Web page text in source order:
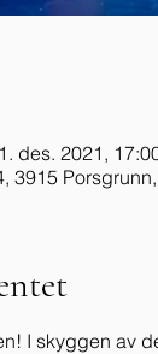
des. 2021,
3915
I skyggen av